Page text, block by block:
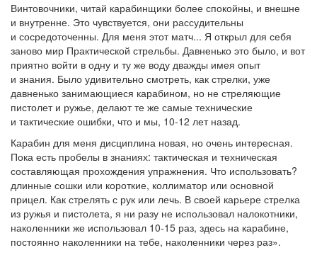
Винтовочники, читай карабинщики более спокойны, и внешне
и внутренне. Это чувствуется, они рассудительны
и сосредоточенны. Для меня этот матч... Я открыл для себя
заново мир Практической стрельбы. Давненько это было, и вот
приятно войти в одну и ту же воду дважды имея опыт
и знания. Было удивительно смотреть, как стрелки, уже
давненько занимающиеся карабином, но не стреляющие
пистолет и ружье, делают те же самые технические
и тактические ошибки, что и мы, 10-12 лет назад.
Карабин для меня дисциплина новая, но очень интересная.
Пока есть пробелы в знаниях: тактическая и техническая
составляющая прохождения упражнения. Что использовать?
длинные сошки или короткие, коллиматор или основной
прицел. Как стрелять с рук или лечь. В своей карьере стрелка
из ружья и пистолета, я ни разу не использовал налокотники,
наколенники же использовал 10-15 раз, здесь на карабине,
постоянно наколенники на тебе, наколенники через раз».